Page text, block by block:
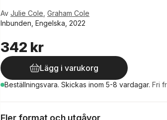
Av Julie Cole Graham Cole
Inbunden, Engelska, 2022
342 kr
Lägg i varukorg
Beställningsvara. Skickas inom 5-8 vardagar. Fri
Fler format och utgåvor